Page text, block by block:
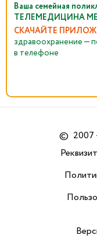
Ваша семейная
ТЕЛЕМЕДИЦИНА
СКАЧАЙТЕ
здравоохранение —
в телефоне
©